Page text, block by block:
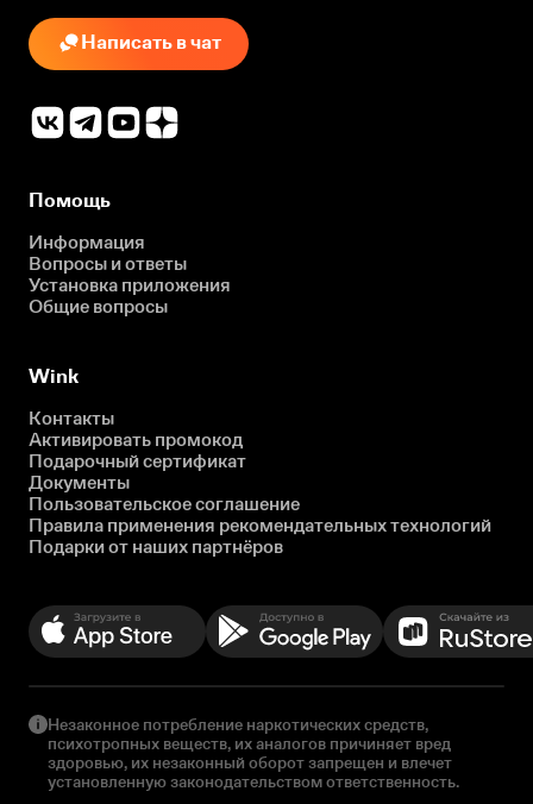
Написать в чат
Помощь
Информация
Вопросы и ответы
Установка приложения
Общие вопросы
Wink
Контакты
Активировать промокод
Подарочный сертификат
Документы
Пользовательское соглашение
Правила применения рекомендательных технологий
Подарки от наших партнёров
Незаконное потребление наркотических средств,
психотропных веществ, их аналогов причиняет вред
здоровью, их незаконный оборот запрещен и влечет
установленную законодательством ответственность.